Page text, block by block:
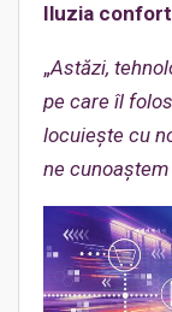
Iluzia
„Astăzi,
pe care îl
locuiește cu
ne